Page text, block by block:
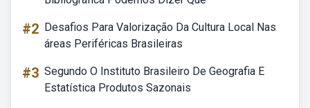
#2 Desafios Para Valorização Da Cultura Local Nas
áreas Periféricas Brasileiras
#3 Segundo O Instituto Brasileiro De Geografia E
Estatística Produtos Sazonais